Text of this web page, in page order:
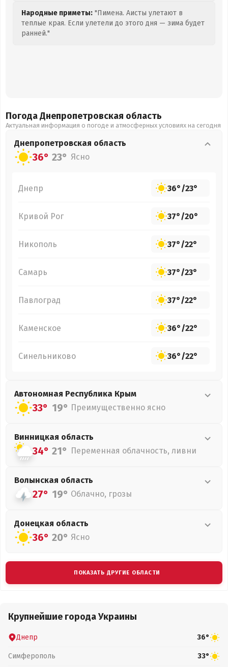
Народные приметы: "Пимена. Аисты улетают в
теплые края. Если улетели до этого дня — зима будет
ранней."
Погода Днепропетровская область
Актуальная информация о погоде и атмосферных условиях на сегодня
Днепропетровская область
36° 23° Ясно
Днепр 36°/23°
Кривой Рог 37°/20°
Никополь 37°/22°
Самарь 37°/23°
Павлоград 37°/22°
Каменское 36°/22°
Синельниково 36°/22°
Автономная Республика Крым
33° 19° Преимущественно ясно
Винницкая область
34° 21° Переменная облачность, ливни
Волынская область
27° 19° Облачно, грозы
Донецкая область
36° 20° Ясно
ПОКАЗАТЬ ДРУГИЕ ОБЛАСТИ
Крупнейшие города Украины
Днепр 36°
Симферополь 33°